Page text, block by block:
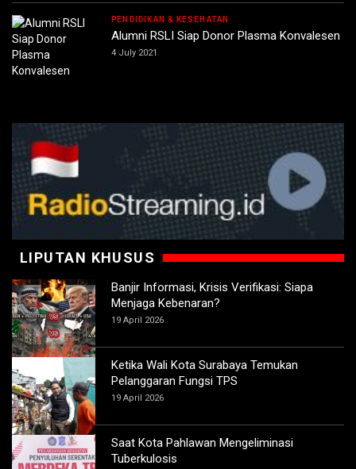
PENDIDIKAN & KESEHATAN
Alumni RSLI Siap Donor Plasma Konvalesen
4 July 2021
LIPUTAN KHUSUS
Banjir Informasi, Krisis Verifikasi: Siapa
Menjaga Kebenaran?
19 April 2026
Ketika Wali Kota Surabaya Temukan
Pelanggaran Fungsi TPS
19 April 2026
Saat Kota Pahlawan Mengeliminasi
Tuberkulosis